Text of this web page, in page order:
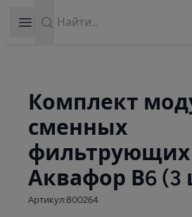
Open sidebar
Комплект
сменных
фильтрующих
Аквафор В6 (3
Артикул:800264